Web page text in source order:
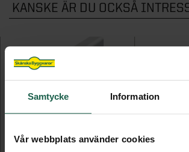
Samtycke Information
Vår webbplats använder cookies
KANSKE ÄR DU OCKSÅ